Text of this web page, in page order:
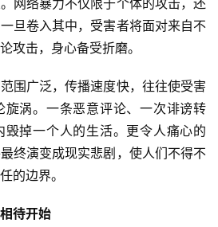
网络暴力不仅限于个体的攻击，还
旦卷入其中，受害者将面对来自不
攻击，身心备受折磨。
围广泛，传播速度快，往往使受害
旋涡。一条恶意评论、一次诽谤转
掉一个人的生活。更令人痛心的
终演变成现实悲剧，使人们不得不
的边界。
待开始